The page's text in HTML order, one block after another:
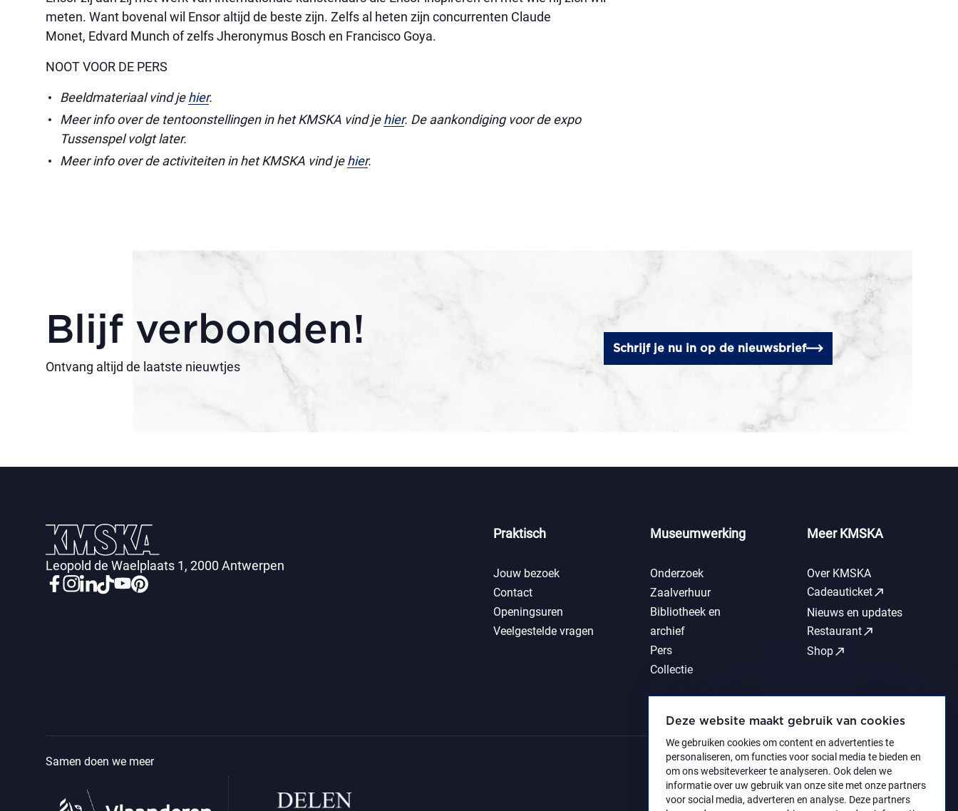
Deze website maakt gebruik van cookies
We gebruiken cookies om content en advertenties te
personaliseren, om functies voor social media te bieden en
om ons websiteverkeer te analyseren. Ook delen we
informatie over uw gebruik van onze site met onze partners
voor social media, adverteren en analyse. Deze partners
meten. Want bovenal wil Ensor altijd de beste zijn. Zelfs al heten zijn concurrenten Claude
Monet, Edvard Munch of zelfs Jheronymus Bosch en Francisco Goya.
NOOT VOOR DE PERS
Beeldmateriaal vind jehier.
Meer info over de tentoonstellingen in het KMSKA vind jehier. De aankondiging voor de expo
Tussenspel volgt later.
Meer info over de activiteiten in het KMSKA vind jehier.
Blijf verbonden!
Ontvang altijd de laatste nieuwtjes
Schrijf je nu in op de nieuwsbrief
Leopold de Waelplaats 1, 2000 Antwerpen
Praktisch
Jouw bezoek
Contact
Openingsuren
Veelgestelde vragen
Museumwerking
Onderzoek
Zaalverhuur
Bibliotheek en
archief
Pers
Collectie
Meer KMSKA
Over KMSKA
Cadeauticketcall_made
Nieuws en updates
Restaurantcall_made
Shopcall_made
Samen doen we meer